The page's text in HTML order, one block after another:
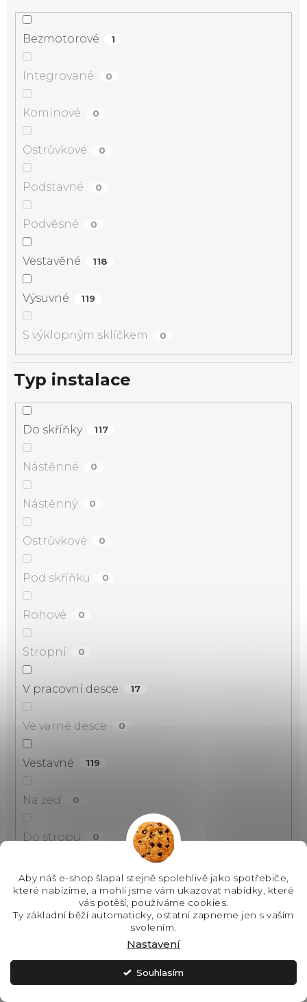
Aby náš e-shop šlapal stejně spolehlivě jako spotřebiče,
které nabízíme, a mohli jsme vám ukazovat nabídky, které
vás potěší, používáme cookies.
Ty základní běží automaticky, ostatní zapneme jen s vaším
svolením.
Nastavení
Souhlasím
Bezmotorové 1
Integrované 0
Komínové 0
Ostrůvkové 0
Podstavné 0
Podvěsné 0
Vestavěné 118
Výsuvné 119
S výklopným sklíčkem 0
Typ instalace
Do skříňky 117
Nástěnné 0
Nástěnný 0
Ostrůvkové 0
Pod skříňku 0
Rohové 0
Stropní 0
V pracovní desce 17
Ve varné desce 0
Vestavné 119
Na zeď 0
Do stropu 0
Nad sporák 0
Do pracovní desky 3
Vzhled